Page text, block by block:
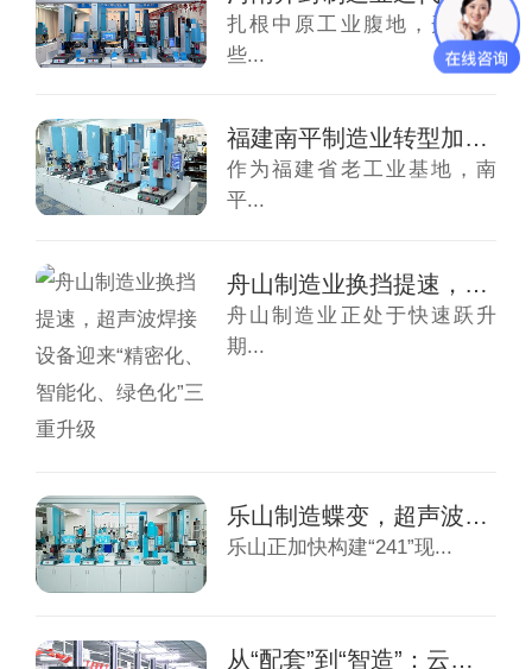
扎根中原工业腹地，开封近
些...
福建南平制造业转型加速，超声波焊接机迎来升...
作为福建省老工业基地，南
平...
舟山制造业换挡提速，超声波焊接设备迎来“精...
舟山制造业正处于快速跃升
期...
乐山制造蝶变，超声波焊接机迎来“升级窗口期...
乐山正加快构建“241”现...
从“配套”到“智造”：云浮产业升级下的超声...